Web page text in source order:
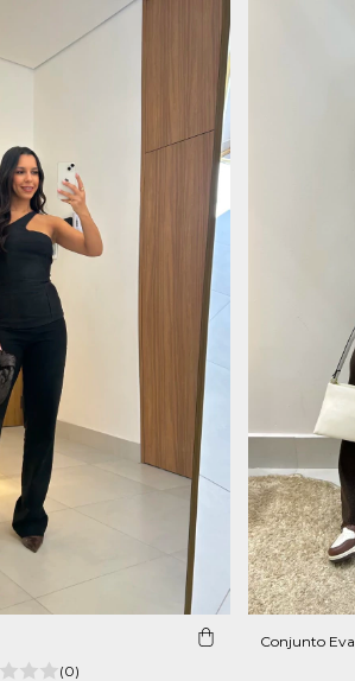
(0)
Conjunto Eva